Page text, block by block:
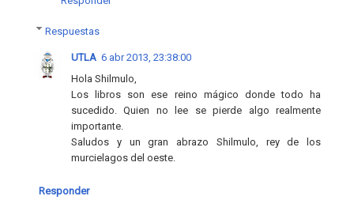
Respuestas
UTLA 6 abr 2013, 23:38:00
Hola Shilmulo,
Los libros son ese reino mágico donde todo ha
sucedido. Quien no lee se pierde algo realmente
importante.
Saludos y un gran abrazo Shilmulo, rey de los
murcielagos del oeste.
Responder